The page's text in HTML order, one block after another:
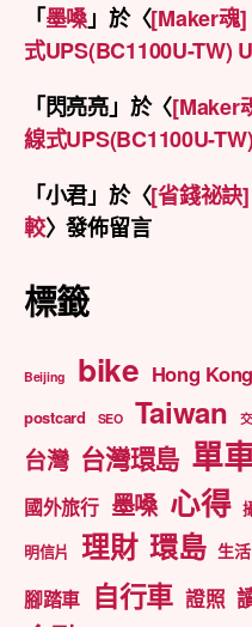
「墨嗓」於〈[Maker魂]
式UPS(BC1100U-TW)
「閃亮亮」於〈[Maker
線式UPS(BC1100U-
「小君」於〈[省錢祕訣
較〉發佈留言
標籤
Beijing bike Hong Kong
postcard SEO Taiwan
台灣 台灣環島 單
國外旅行 墨嗓 心得
明信片 理財 環島 生活
腳踏車 自行車 證照